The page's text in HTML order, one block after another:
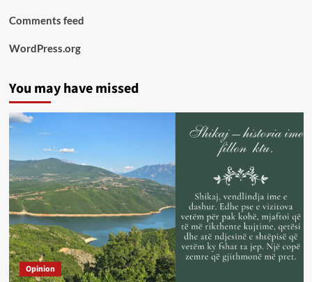
Comments feed
WordPress.org
You may have missed
Opinion